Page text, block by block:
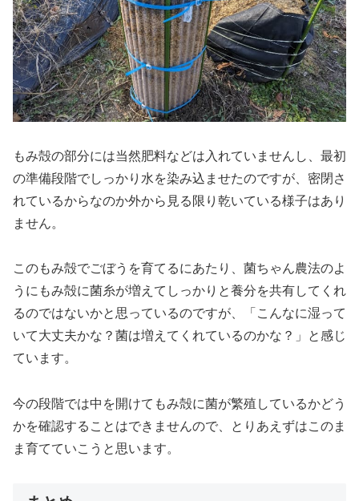
もみ殻の部分には当然肥料などは入れていませんし、最初
の準備段階でしっかり水を染み込ませたのですが、密閉さ
れているからなのか外から見る限り乾いている様子はあり
ません。
このもみ殻でごぼうを育てるにあたり、菌ちゃん農法のよ
うにもみ殻に菌糸が増えてしっかりと養分を共有してくれ
るのではないかと思っているのですが、「こんなに湿って
いて大丈夫かな？菌は増えてくれているのかな？」と感じ
ています。
今の段階では中を開けてもみ殻に菌が繁殖しているかどう
かを確認することはできませんので、とりあえずはこのま
ま育てていこうと思います。